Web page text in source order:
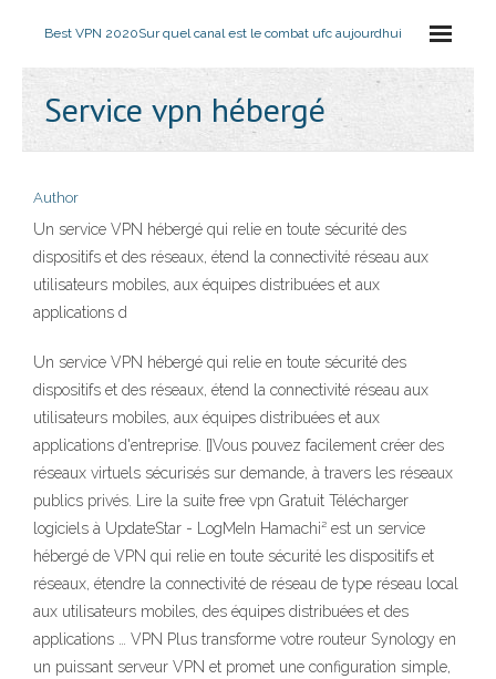
Best VPN 2020Sur quel canal est le combat ufc aujourdhui
Service vpn hébergé
Author
Un service VPN hébergé qui relie en toute sécurité des
dispositifs et des réseaux, étend la connectivité réseau aux
utilisateurs mobiles, aux équipes distribuées et aux
applications d
Un service VPN hébergé qui relie en toute sécurité des
dispositifs et des réseaux, étend la connectivité réseau aux
utilisateurs mobiles, aux équipes distribuées et aux
applications d'entreprise. []Vous pouvez facilement créer des
réseaux virtuels sécurisés sur demande, à travers les réseaux
publics privés. Lire la suite free vpn Gratuit Télécharger
logiciels à UpdateStar - LogMeIn Hamachi² est un service
hébergé de VPN qui relie en toute sécurité les dispositifs et
réseaux, étendre la connectivité de réseau de type réseau local
aux utilisateurs mobiles, des équipes distribuées et des
applications … VPN Plus transforme votre routeur Synology en
un puissant serveur VPN et promet une configuration simple,